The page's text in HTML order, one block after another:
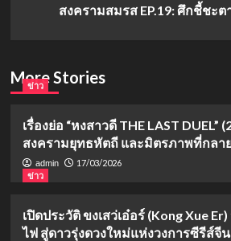
สงครามสมรส EP.19: ศึกชี้ชะต
More Stories
ข่าว
เรื่องย่อ “หงสาวดี THE LAST DUEL”
สงครามยุทธหัตถี และมิตรภาพที่กลา
admin
17/03/2026
ข่าว
เปิดประวัติ ขงเสว่เอ๋อร์ (Kong Xue
ไฟ สู่ดาวรุ่งดวงใหม่แห่งวงการซีรีส์จีน